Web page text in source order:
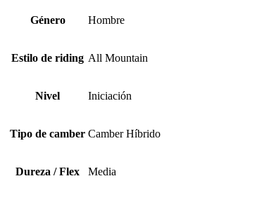
Género Hombre
Estilo de riding All Mountain
Nivel Iniciación
Tipo de camber Camber Híbrido
Dureza / Flex Media